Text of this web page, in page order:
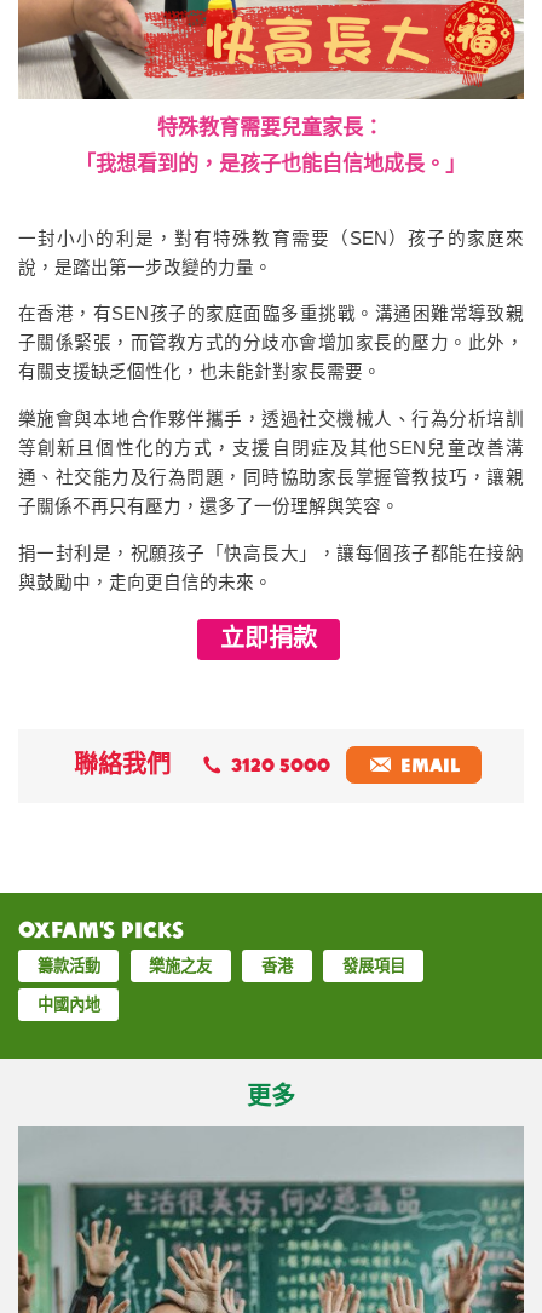
特殊教育需要兒童家長：
「我想看到的，是孩子也能自信地成長。」
一封小小的利是，對有特殊教育需要（SEN）孩子的家庭來
說，是踏出第一步改變的力量。
在香港，有SEN孩子的家庭面臨多重挑戰。溝通困難常導致親
子關係緊張，而管教方式的分歧亦會增加家長的壓力。此外，
有關支援缺乏個性化，也未能針對家長需要。
樂施會與本地合作夥伴攜手，透過社交機械人、行為分析培訓
等創新且個性化的方式，支援自閉症及其他SEN兒童改善溝
通、社交能力及行為問題，同時協助家長掌握管教技巧，讓親
子關係不再只有壓力，還多了一份理解與笑容。
捐一封利是，祝願孩子「快高長大」，讓每個孩子都能在接納
與鼓勵中，走向更自信的未來。
立即捐款
聯絡我們 3120 5000 EMAIL
Oxfam’s Picks
籌款活動 樂施之友 香港 發展項目
中國內地
更多